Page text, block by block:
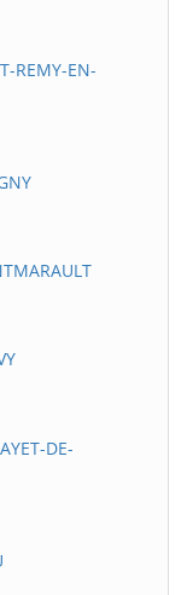
REMY-EN-
DE-